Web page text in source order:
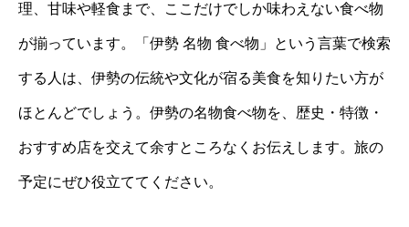
理、甘味や軽食まで、ここだけでしか味わえない食べ物
が揃っています。「伊勢 名物 食べ物」という言葉で検索
する人は、伊勢の伝統や文化が宿る美食を知りたい方が
ほとんどでしょう。伊勢の名物食べ物を、歴史・特徴・
おすすめ店を交えて余すところなくお伝えします。旅の
予定にぜひ役立ててください。